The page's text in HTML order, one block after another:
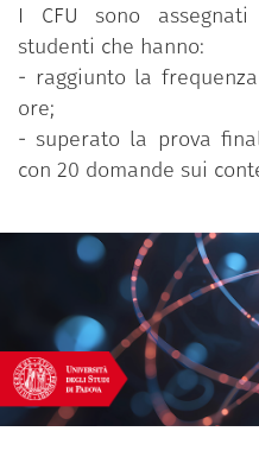
I CFU sono
studenti che hanno:
- raggiunto la
ore;
- superato la prova
con 20 domande sui